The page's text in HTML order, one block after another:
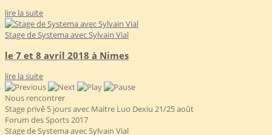
lire la suite
Stage de Systema avec Sylvain Vial
le 7 et 8 avril 2018 à Nimes
lire la suite
Nous rencontrer
Stage privé 5 jours avec Maitre Luo Dexiu 21/25 août
Forum des Sports 2017
Stage de Systema avec Sylvain Vial